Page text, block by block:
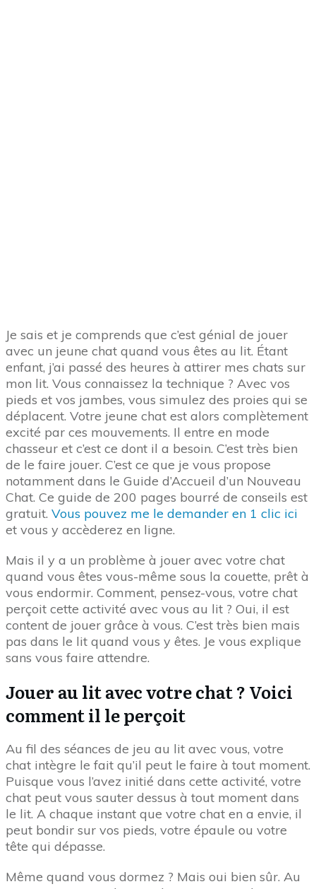
Je sais et je comprends que c’est génial de jouer
avec un jeune chat quand vous êtes au lit. Étant
enfant, j’ai passé des heures à attirer mes chats sur
mon lit. Vous connaissez la technique ? Avec vos
pieds et vos jambes, vous simulez des proies qui se
déplacent. Votre jeune chat est alors complètement
excité par ces mouvements. Il entre en mode
chasseur et c’est ce dont il a besoin. C’est très bien
de le faire jouer. C’est ce que je vous propose
notamment dans le Guide d’Accueil d’un Nouveau
Chat. Ce guide de 200 pages bourré de conseils est
gratuit. Vous pouvez me le demander en 1 clic ici
et vous y accèderez en ligne.
Mais il y a un problème à jouer avec votre chat
quand vous êtes vous-même sous la couette, prêt à
vous endormir. Comment, pensez-vous, votre chat
perçoit cette activité avec vous au lit ? Oui, il est
content de jouer grâce à vous. C’est très bien mais
pas dans le lit quand vous y êtes. Je vous explique
sans vous faire attendre.
Jouer au lit avec votre chat ? Voici
comment il le perçoit
Au fil des séances de jeu au lit avec vous, votre
chat intègre le fait qu’il peut le faire à tout moment.
Puisque vous l’avez initié dans cette activité, votre
chat peut vous sauter dessus à tout moment dans
le lit. A chaque instant que votre chat en a envie, il
peut bondir sur vos pieds, votre épaule ou votre
tête qui dépasse.
Même quand vous dormez ? Mais oui bien sûr. Au